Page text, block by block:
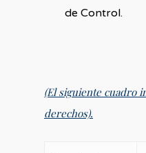
de Control.
(El siguiente cuadro
derechos).